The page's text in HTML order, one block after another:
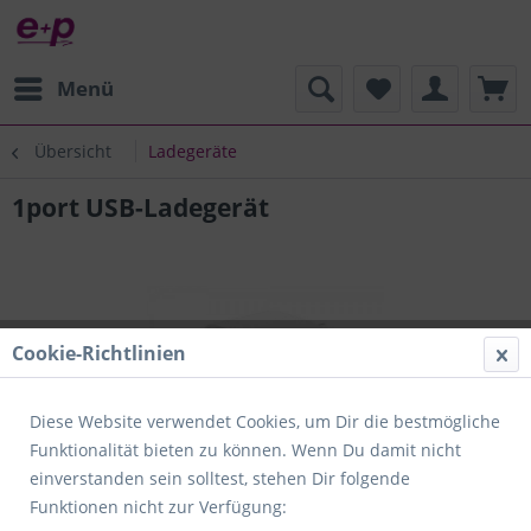
Menü
Übersicht Ladegeräte
1port USB-Ladegerät
Cookie-Richtlinien
Diese Website verwendet Cookies, um Dir die bestmögliche
Funktionalität bieten zu können. Wenn Du damit nicht
einverstanden sein solltest, stehen Dir folgende
Funktionen nicht zur Verfügung: